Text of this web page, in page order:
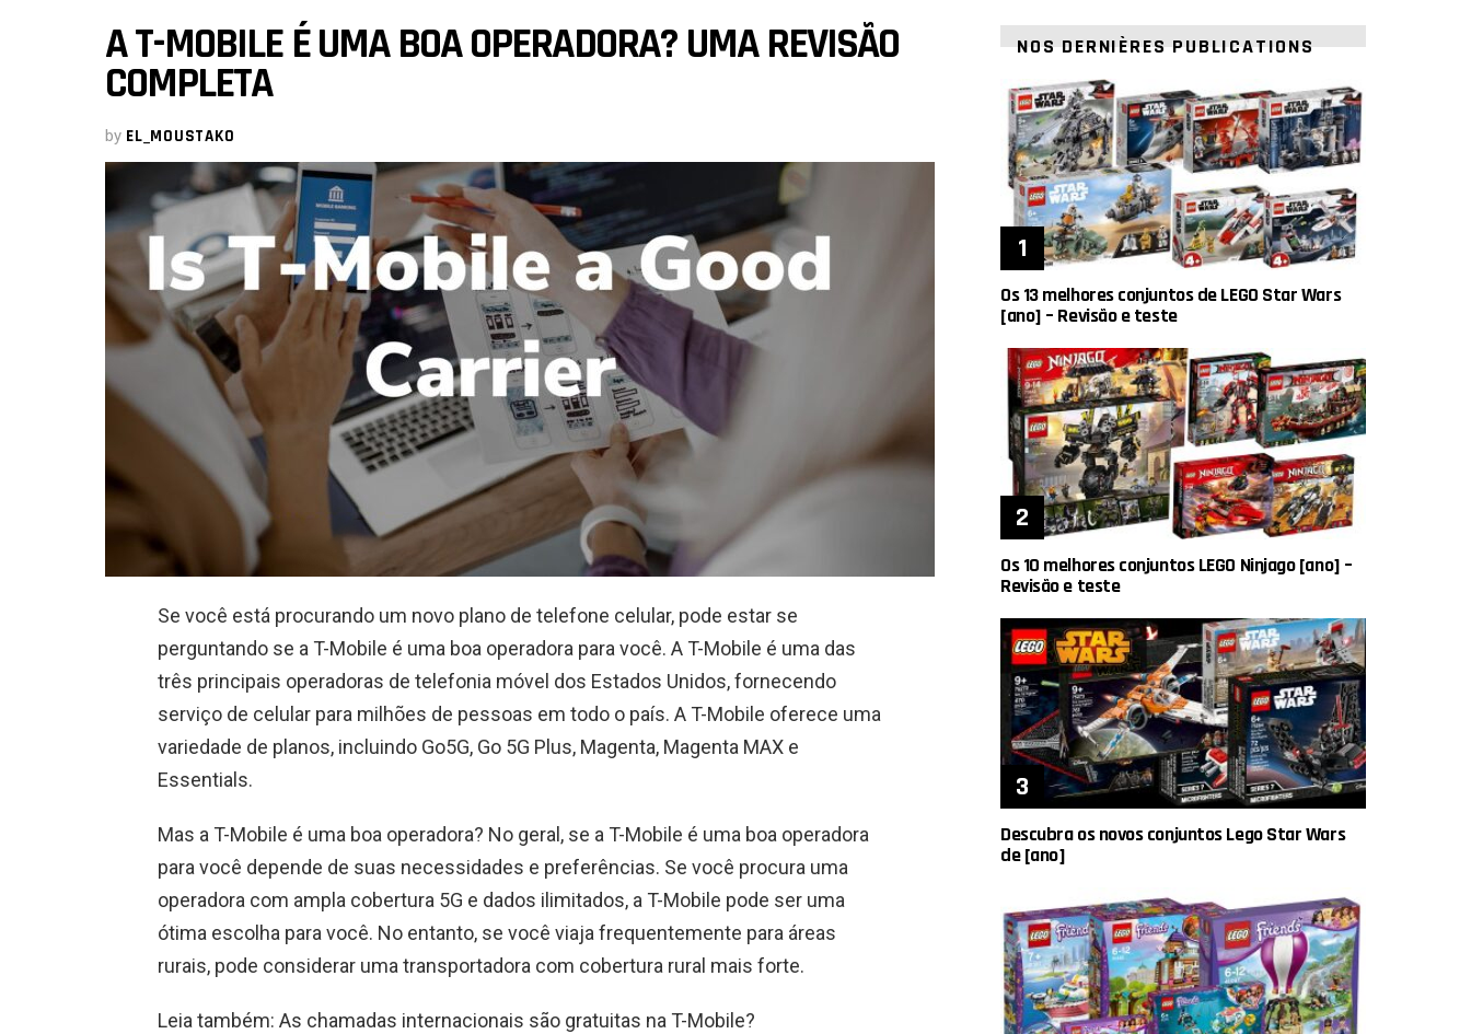
A T-MOBILE É UMA BOA OPERADORA? UMA REVISÃO
COMPLETA
by EL_MOUSTAKO
Se você está procurando um novo plano de telefone celular, pode estar se
perguntando se a T-Mobile é uma boa operadora para você. A T-Mobile é uma das
três principais operadoras de telefonia móvel dos Estados Unidos, fornecendo
serviço de celular para milhões de pessoas em todo o país. A T-Mobile oferece uma
variedade de planos, incluindo Go5G, Go 5G Plus, Magenta, Magenta MAX e
Essentials.
Mas a T-Mobile é uma boa operadora? No geral, se a T-Mobile é uma boa operadora
para você depende de suas necessidades e preferências. Se você procura uma
operadora com ampla cobertura 5G e dados ilimitados, a T-Mobile pode ser uma
ótima escolha para você. No entanto, se você viaja frequentemente para áreas
rurais, pode considerar uma transportadora com cobertura rural mais forte.
Leia também: As chamadas internacionais são gratuitas na T-Mobile?
NOS DERNIÈRES PUBLICATIONS
Os 13 melhores conjuntos de LEGO Star Wars
[ano] – Revisão e teste
Os 10 melhores conjuntos LEGO Ninjago [ano] –
Revisão e teste
Descubra os novos conjuntos Lego Star Wars
de [ano]